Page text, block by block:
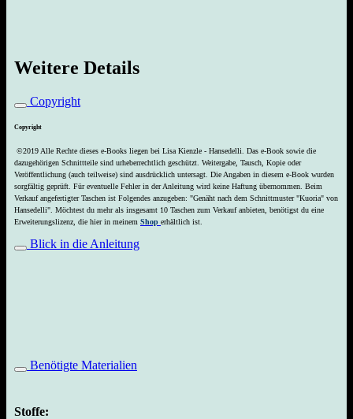
Weitere Details
Copyright
Copyright
©2019 Alle Rechte dieses e-Books liegen bei Lisa Kienzle - Hansedelli. Das e-Book sowie die
dazugehörigen Schnittteile sind urheberrechtlich geschützt. Weitergabe, Tausch, Kopie oder
Veröffentlichung (auch teilweise) sind ausdrücklich untersagt. Die Angaben in diesem e-Book wurden
sorgfältig geprüft. Für eventuelle Fehler in der Anleitung wird keine Haftung übernommen. Beim
Verkauf angefertigter Taschen ist Folgendes anzugeben: "Genäht nach dem Schnittmuster "Kuoria" von
Hansedelli". Möchtest du mehr als insgesamt 10 Taschen zum Verkauf anbieten, benötigst du eine
Erweiterungslizenz, die hier in meinem Shop erhältlich ist.
Blick in die Anleitung
Benötigte Materialien
Stoffe: